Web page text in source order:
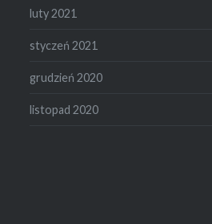
luty 2021
styczeń 2021
grudzień 2020
listopad 2020